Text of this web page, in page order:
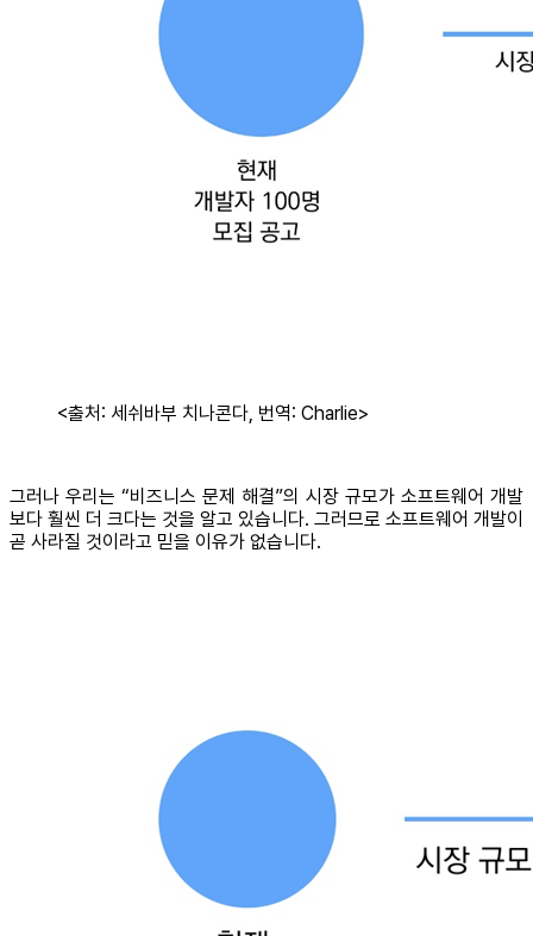
<출처: 세쉬바부 치나콘다, 번역: Charlie>
그러나 우리는 “비즈니스 문제 해결”의 시장 규모가 소프트웨어 개발
보다 훨씬 더 크다는 것을 알고 있습니다. 그러므로 소프트웨어 개발이
곧 사라질 것이라고 믿을 이유가 없습니다.